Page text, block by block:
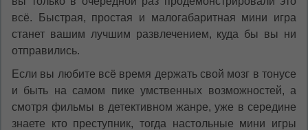
всё. Быстрая, простая и малогабаритная мини игра
станет вашим лучшим развлечением, куда бы вы ни
отправились.
Если вы любите всё время держать свой мозг в тонусе
и быть на самом пике умственных возможностей, а
смотря фильмы в детективном жанре, уже в середине
знаете кто преступник, тогда настольные мини игры